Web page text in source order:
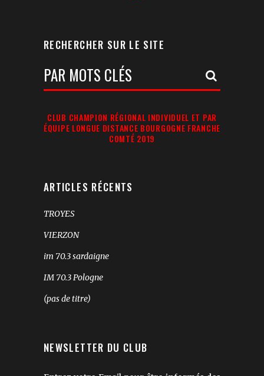
RECHERCHER SUR LE SITE
Votre
Recherche:
CLUB CHAMPION RÉGIONAL INDIVIDUEL ET PAR
ÉQUIPE LONGUE DISTANCE BOURGOGNE FRANCHE
COMTÉ 2019
ARTICLES RÉCENTS
TROYES
VIERZON
im 70.3 sardaigne
IM 70.3 Pologne
(pas de titre)
NEWSLETTER DU CLUB